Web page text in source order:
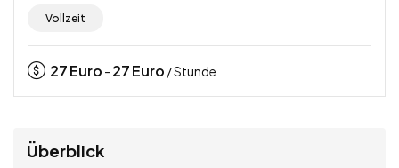
Vollzeit
27Euro - 27Euro / Stunde
Überblick